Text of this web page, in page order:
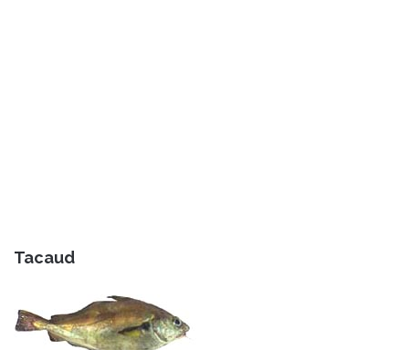
Tacaud